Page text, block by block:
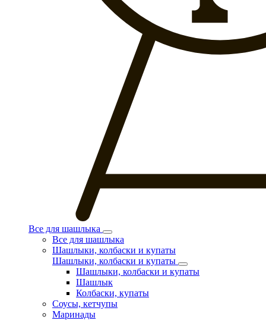
Все для шашлыка
Все для шашлыка
Шашлыки, колбаски и купаты
Шашлыки, колбаски и купаты
Шашлыки, колбаски и купаты
Шашлык
Колбаски, купаты
Соусы, кетчупы
Маринады